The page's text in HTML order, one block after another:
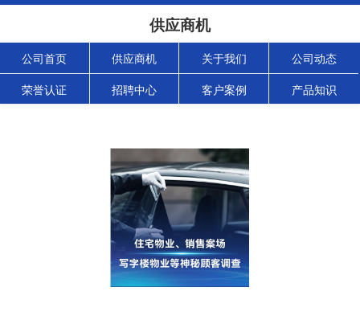
供应商机
公司首页 供应商机 关于我们 公司动态
荣誉认证 招聘中心 客户案例 产品知识